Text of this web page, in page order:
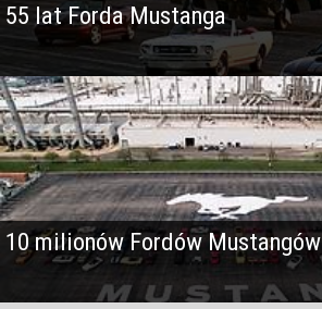
55 lat Forda Mustanga
10 milionów Fordów Mustangów